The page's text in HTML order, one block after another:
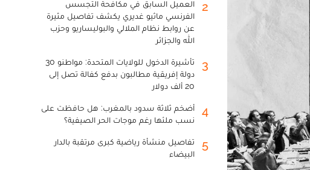
2
العميل السابق في مكافحة التجسس
الفرنسي ماثيو غديري يكشف تفاصيل مثيرة
عن روابط نظام الملالي والبوليساريو وحزب
الله والجزائر
3
تأشيرة الدخول للولايات المتحدة: مواطنو 30
دولة إفريقية مطالبون بدفع كفالة تصل إلى
20 ألف دولار
4
أضخم ثلاثة سدود بالمغرب: هل حافظت على
نسب ملئها رغم موجات الحر الصيفية؟
5
تفاصيل منشأة رياضية كبرى مرتقبة بالدار
البيضاء